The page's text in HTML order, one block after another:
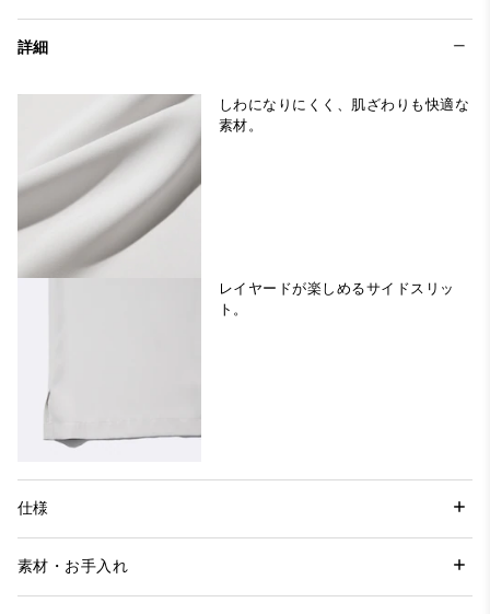
詳細
しわになりにくく、肌ざわりも快適な
素材。
レイヤードが楽しめるサイドスリッ
ト。
仕様
素材・お手入れ